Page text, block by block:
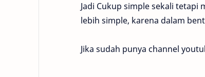
Jadi Cukup simple sekali
lebih simple, karena dalam
Jika sudah punya channel